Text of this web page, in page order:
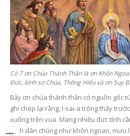
Có 7 ơn Chúa Thánh Thần là ơn Khôn
Đức, kính sợ Chúa, Thông Hiểu và ơn Suy
Bảy ơn chúa thánh thần có nguồn gốc
ghi chép lại rằng, I-sai-a trông thấy
xuống trên vua. Mang nhiều đức tính
bình dân chúng như khôn ngoan, mưu
Các Mùa Phụng Vụ Trong
Năm Phụng Vụ Công
Giáo
6 Tháng 7, 2026
Bí Tích Thánh Thể –
Nguồn Sống Đức Tin Và
Sức Mạnh Gắn Kết Gia
Đình Công Giáo(P2)
6 Tháng 7, 2026